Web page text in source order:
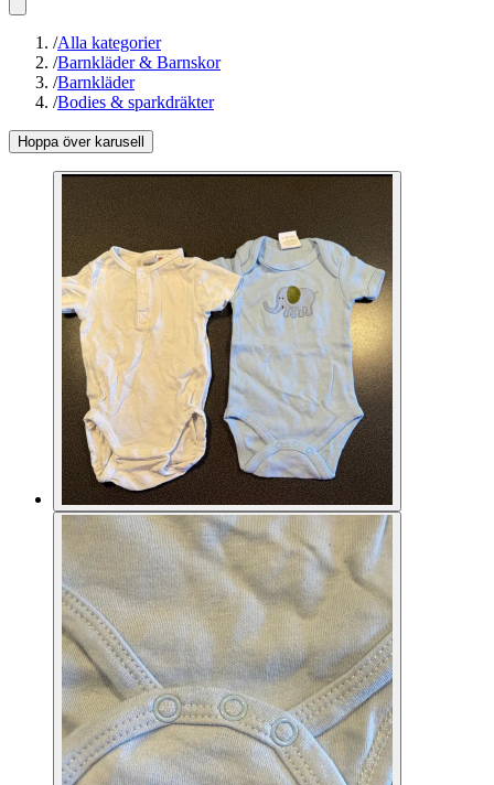
/Alla kategorier
/Barnkläder & Barnskor
/Barnkläder
/Bodies & sparkdräkter
Hoppa över karusell